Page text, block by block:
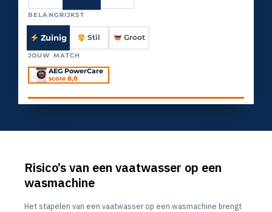
BELANGRIJKST
Zuinig Stil Groot
JOUW MATCH
AEG PowerCare
score 8,8
Risico’s van een vaatwasser op een
wasmachine
Het stapelen van een vaatwasser op een wasmachine brengt